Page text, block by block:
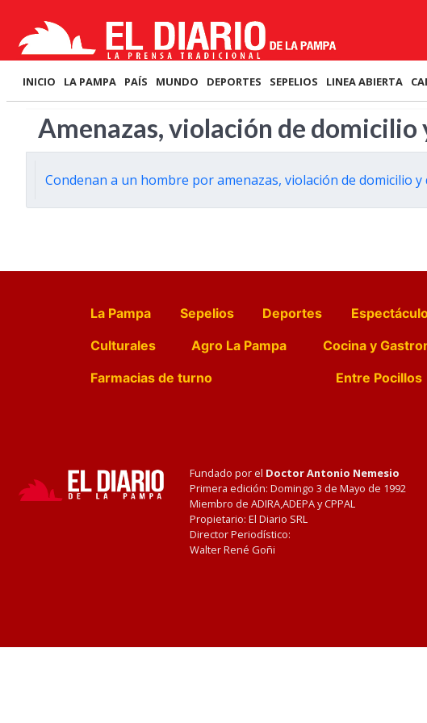
INICIO LA PAMPA PAÍS MUNDO DEPORTES SEPELIOS LINEA ABIERTA
Amenazas, violación de domicilio
Condenan a un hombre por amenazas, violación de domicilio
La Pampa Sepelios Deportes
Culturales
Agro La Pampa Cocina y
Farmacias de turno
Entre Pocillos
Fundado por el Doctor Antonio Nemesio
Primera edición: Domingo 3 de Mayo de 1992
Miembro de ADIRA,ADEPA y CPPAL
Propietario: El Diario SRL
Director Periodístico:
Walter René Goñi